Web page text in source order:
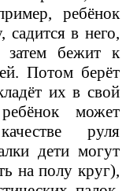
ребёнок
в него,
затем бежит к
Потом берёт
их в свой
может
руля
дети могут
на полу круг),